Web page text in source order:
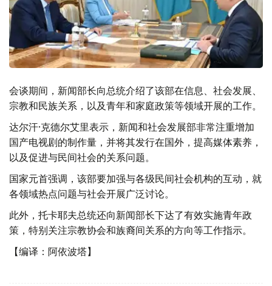
会谈期间，新闻部长向总统介绍了该部在信息、社会发展、
宗教和民族关系，以及青年和家庭政策等领域开展的工作。
达尔汗·克德尔艾里表示，新闻和社会发展部非常注重增加
国产电视剧的制作量，并将其发行在国外，提高媒体素养，
以及促进与民间社会的关系问题。
国家元首强调，该部要加强与各级民间社会机构的互动，就
各领域热点问题与社会开展广泛讨论。
此外，托卡耶夫总统还向新闻部长下达了有效实施青年政
策，特别关注宗教协会和族裔间关系的方向等工作指示。
【编译：阿依波塔】